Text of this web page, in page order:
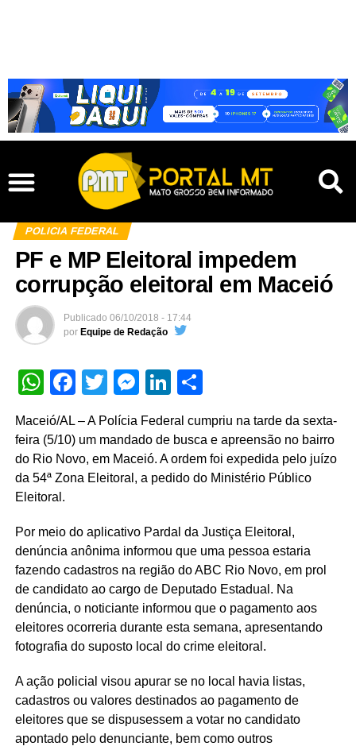
POLICIA FEDERAL
PF e MP Eleitoral impedem
corrupção eleitoral em Maceió
Publicado 06/10/2018 - 17:44
por Equipe de Redação
WhatsApp
Facebook
TwitterMessenger
LinkedIn
Maceió/AL – A Polícia Federal cumpriu na tarde da sexta-
feira (5/10) um mandado de busca e apreensão no bairro
do Rio Novo, em Maceió. A ordem foi expedida pelo juízo
da 54ª Zona Eleitoral, a pedido do Ministério Público
Eleitoral.
Por meio do aplicativo Pardal da Justiça Eleitoral,
denúncia anônima informou que uma pessoa estaria
fazendo cadastros na região do ABC Rio Novo, em prol
de candidato ao cargo de Deputado Estadual. Na
denúncia, o noticiante informou que o pagamento aos
eleitores ocorreria durante esta semana, apresentando
fotografia do suposto local do crime eleitoral.
A ação policial visou apurar se no local havia listas,
cadastros ou valores destinados ao pagamento de
eleitores que se dispusessem a votar no candidato
apontado pelo denunciante, bem como outros